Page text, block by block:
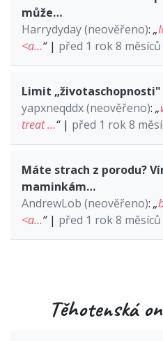
může…
Harrydyday (neověřeno): „
<a…“| před 1 rok 8 měsíců
Limit
yapxneqddx (neověřeno): „
treat …“| před 1 rok 8
Máte strach z porodu?
maminkám…
AndrewLob (neověřeno): „
<a…“| před 1 rok 8 měsíců
Těhotenská